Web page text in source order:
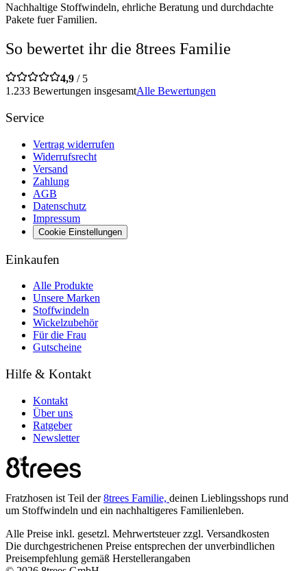
Nachhaltige Stoffwindeln, ehrliche Beratung und durchdachte
Pakete fuer Familien.
So bewertet ihr die 8trees Familie
4,9 / 5
1.233 Bewertungen insgesamtAlle Bewertungen
Service
Vertrag widerrufen
Widerrufsrecht
Versand
Zahlung
AGB
Datenschutz
Impressum
Cookie Einstellungen
Einkaufen
Alle Produkte
Unsere Marken
Stoffwindeln
Wickelzubehör
Für die Frau
Gutscheine
Hilfe & Kontakt
Kontakt
Über uns
Ratgeber
Newsletter
Fratzhosen ist Teil der8trees Familie, deinen Lieblingsshops rund
um Stoffwindeln und ein nachhaltigeres Familienleben.
Alle Preise inkl. gesetzl. Mehrwertsteuer zzgl. Versandkosten
Die durchgestrichenen Preise entsprechen der unverbindlichen
Preisempfehlung gemäß Herstellerangaben